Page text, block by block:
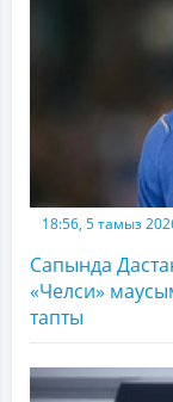
18:56, 5 тамыз
Сапында
«Челси»
тапты